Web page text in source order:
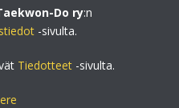
Do ry:n
-sivulta.
Tiedotteet -sivulta.